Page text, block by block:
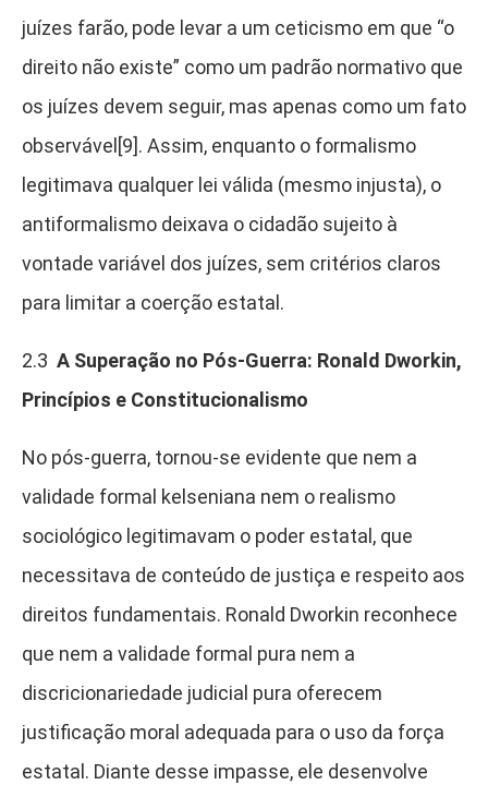
juízes farão, pode levar a um ceticismo em que “o
direito não existe” como um padrão normativo que
os juízes devem seguir, mas apenas como um fato
observável[9]. Assim, enquanto o formalismo
legitimava qualquer lei válida (mesmo injusta), o
antiformalismo deixava o cidadão sujeito à
vontade variável dos juízes, sem critérios claros
para limitar a coerção estatal.
2.3 A Superação no Pós-Guerra: Ronald Dworkin,
Princípios e Constitucionalismo
No pós-guerra, tornou-se evidente que nem a
validade formal kelseniana nem o realismo
sociológico legitimavam o poder estatal, que
necessitava de conteúdo de justiça e respeito aos
direitos fundamentais. Ronald Dworkin reconhece
que nem a validade formal pura nem a
discricionariedade judicial pura oferecem
justificação moral adequada para o uso da força
estatal. Diante desse impasse, ele desenvolve